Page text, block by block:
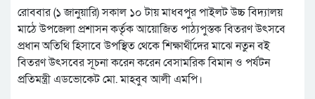
রোববার (১ জানুয়ারি) সকাল ১০ টায় মাধবপুর পাইলট উচ্চ বিদ্যালয়
মাঠে উপজেলা প্রশাসন কর্তৃক আয়োজিত পাঠ্যপুস্তক বিতরণ উৎসবে
প্রধান অতিথি হিসাবে উপস্থিত থেকে শিক্ষার্থীদের মাঝে নতুন বই
বিতরণ উৎসবের সূচনা করেন করেন বেসামরিক বিমান ও পর্যটন
প্রতিমন্ত্রী এডভোকেট মো. মাহবুব আলী এমপি।